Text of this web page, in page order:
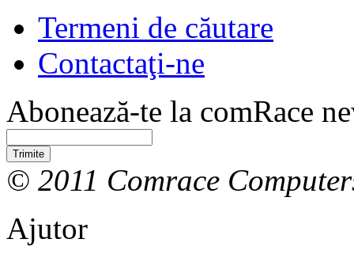
Termeni de căutare
Contactaţi-ne
Abonează-te la comRace
Trimite
© 2011 Comrace
Ajutor